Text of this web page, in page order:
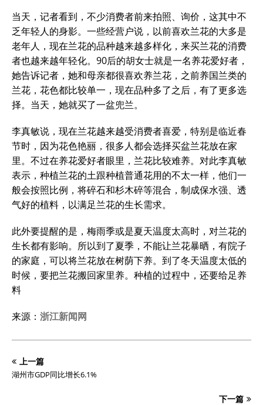
当天，记者看到，不少消费者前来拍照、询价，这其中不
乏年轻人的身影。一些经营户说，以前喜欢兰花的大多是
老年人，现在兰花的品种越来越多样化，来买兰花的消费
者也越来越年轻化。90后的胡女士就是一名养花爱好者，
她告诉记者，她和母亲都很喜欢养兰花，之前养国兰类的
兰花，花色都比较单一，现在品种多了之后，有了更多选
择。当天，她就买了一盆兜兰。
李真敏说，现在兰花越来越受消费者喜爱，特别是临近春
节时，因为花色艳丽，很多人都会选择买盆兰花放在家
里。不过在养花爱好者眼里，兰花比较难养。对此李真敏
表示，种植兰花的土跟种植普通花用的不太一样，他们一
般会按照比例，将碎石和杉木碎等混合，制成保水强、透
气好的植料，以满足兰花的生长需求。
此外要提醒的是，梅雨季或是夏天温度太高时，对兰花的
生长都有影响。所以到了夏季，不能让兰花暴晒，有院子
的家庭，可以将兰花放在树荫下养。到了冬天温度太低的
时候，要把兰花搬回家里养。种植的过程中，还要给足养
料
来源： 浙江新闻网
上一篇
湖州市GDP同比增长6.1%
下一篇